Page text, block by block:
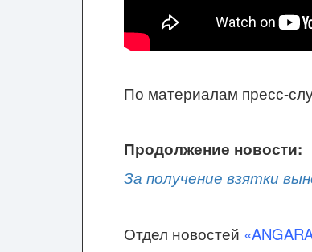
По материалам пресс-
Продолжение новости:
За получение взятки
Отдел новостей